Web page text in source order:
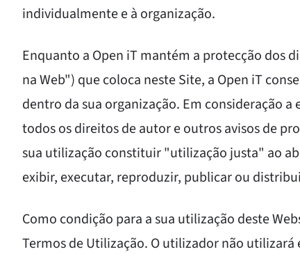
individualmente e à organização.
Enquanto a Open iT mantém a protecção dos
na Web") que coloca neste Site, a Open iT
dentro da sua organização. Em consideração
todos os direitos de autor e outros avisos de
sua utilização constituir "utilização justa" ao
exibir, executar, reproduzir, publicar ou
Como condição para a sua utilização deste
Termos de Utilização. O utilizador não